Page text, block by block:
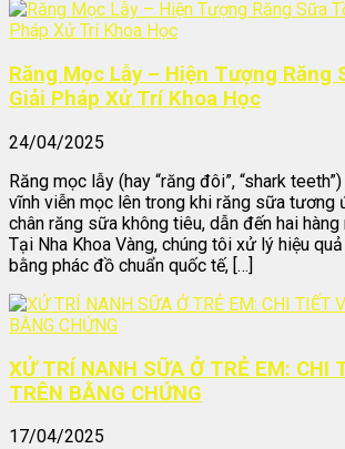
Răng Mọc Lẫy – Hiện Tượng Răng
Giải Pháp Xử Trí Khoa Học
24/04/2025
Răng mọc lẫy (hay “răng đôi”, “shark
vĩnh viễn mọc lên trong khi răng sữa tương
chân răng sữa không tiêu, dẫn đến hai
Tại Nha Khoa Vàng, chúng tôi xử lý hiệu
bằng phác đồ chuẩn quốc tế, […]
XỬ TRÍ NANH SỮA Ở TRẺ EM: CHI
TRÊN BẰNG CHỨNG
17/04/2025